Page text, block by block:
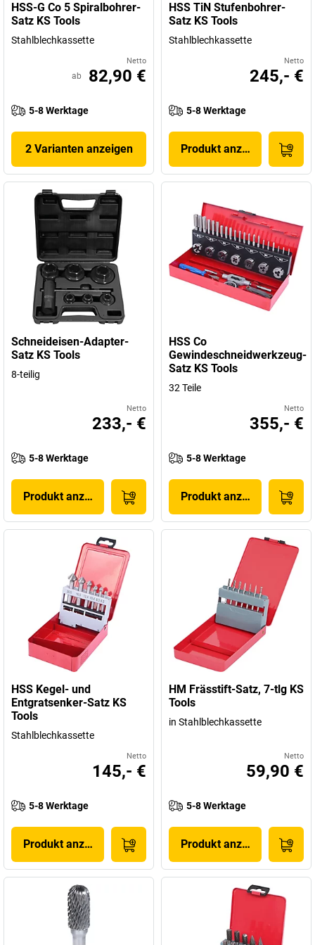
HSS-G Co 5 Spiralbohrer-
Satz KS Tools
Stahlblechkassette
Netto
ab 82,90 €
5-8 Werktage
2 Varianten anzeigen
HSS TiN Stufenbohrer-
Satz KS Tools
Stahlblechkassette
Netto
245,- €
5-8 Werktage
Produkt anzeigen
Schneideisen-Adapter-
Satz KS Tools
8-teilig
Netto
233,- €
5-8 Werktage
Produkt anzeigen
HSS Co
Gewindeschneidwerkzeug-
Satz KS Tools
32 Teile
Netto
355,- €
5-8 Werktage
Produkt anzeigen
HSS Kegel- und
Entgratsenker-Satz KS
Tools
Stahlblechkassette
Netto
145,- €
5-8 Werktage
Produkt anzeigen
HM Frässtift-Satz, 7-tlg KS
Tools
in Stahlblechkassette
Netto
59,90 €
5-8 Werktage
Produkt anzeigen